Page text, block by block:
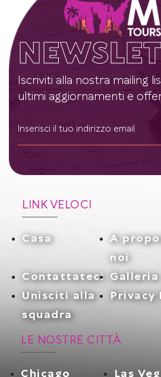
Iscriviti alla nostra mailing
ultimi aggiornamenti e
LINK VELOCI
Casa
A
noi
Contattateci Galleria
Unisciti alla
squadra
Privacy
LE NOSTRE CITTÀ
Chicago Las